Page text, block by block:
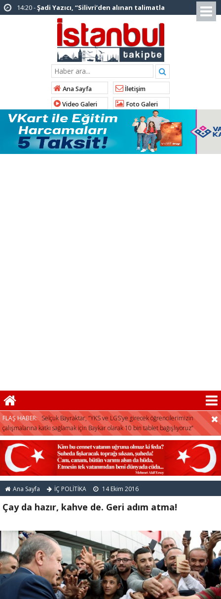
12:12 -AK Parti’ye katılan ilçe belediye
başkanlarından İl Başkanı Özdemir’e ziyaret
Tuzla Belediye Başkanı Eren Ali
Bingöl’den İBB’ye tepki
İstanbul Emniyet Müdürlüğünden
“Gök Kubbe’de, Mavi Vatan’da, Şanlı Topraklarda:
İstanbul Emniyeti Her Yerde” paylaşımı
19:26 -Çekmeköy Belediye Başkanı Orhan
Çerkez AK Parti’ye katıldı
16:56 -İstanbul’da 4 CHP’li belediye başkanı
AK Parti’ye katılıyor
Ana Sayfa
İletişim
Video Galeri
Foto Galeri
Selçuk Bayraktar, “YKS ve LGS’ye girecek öğrencilerimizin
çalışmalarına katkı sağlamak için Baykar olarak 10 bin tablet bağışlıyoruz”
Ana Sayfa İÇ POLİTİKA 14 Ekim 2016
Çay da hazır, kahve de. Geri adım atma!